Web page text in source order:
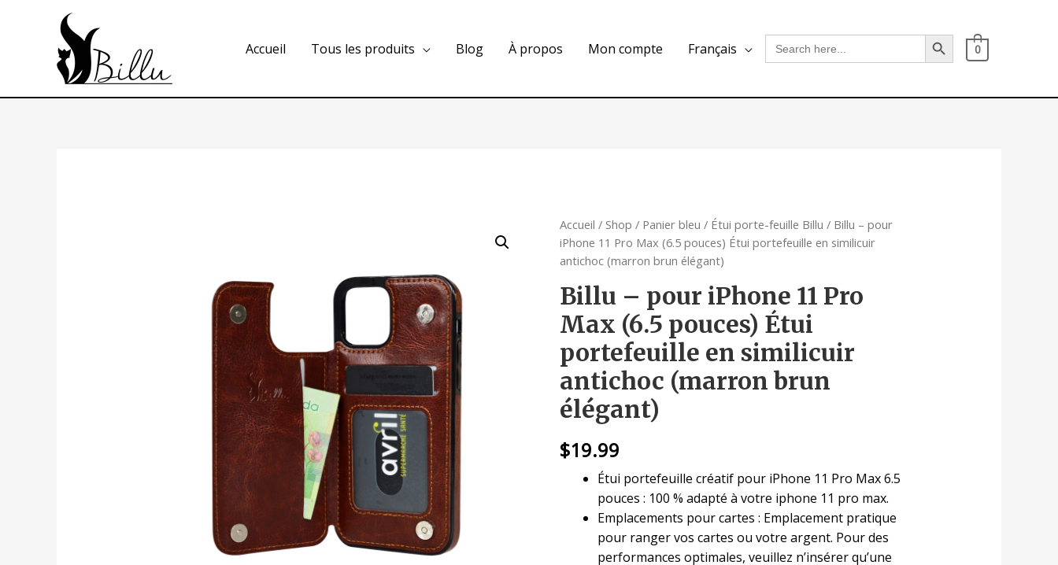
Accueil Tous les produits Blog À propos Mon compte Français Search
for:
Search Button
0
Accueil / Shop / Panier bleu / Étui porte-feuille Billu / Billu – pour
iPhone 11 Pro Max (6.5 pouces) Étui portefeuille en similicuir
antichoc (marron brun élégant)
Billu – pour iPhone 11 Pro
Max (6.5 pouces) Étui
portefeuille en similicuir
antichoc (marron brun
élégant)
$19.99
Étui portefeuille créatif pour iPhone 11 Pro Max 6.5
pouces : 100 % adapté à votre iphone 11 pro max.
Emplacements pour cartes : Emplacement pratique
pour ranger vos cartes ou votre argent. Pour des
performances optimales, veuillez n’insérer qu’une